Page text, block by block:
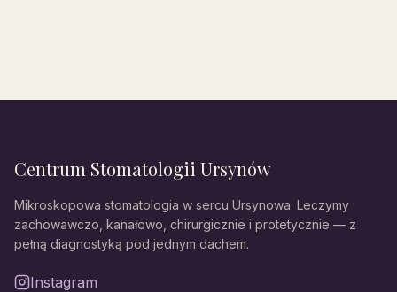
Centrum Stomatologii Ursynów
Mikroskopowa stomatologia w sercu Ursynowa. Leczymy
zachowawczo, kanałowo, chirurgicznie i protetycznie — z
pełną diagnostyką pod jednym dachem.
Instagram